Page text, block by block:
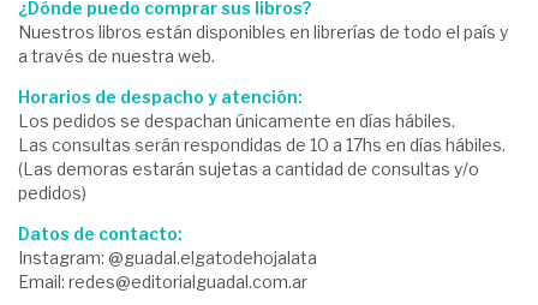
¿Dónde puedo comprar sus libros?
Nuestros libros están disponibles en librerías de todo el país y
a través de nuestra web.
Horarios de despacho y atención:
Los pedidos se despachan únicamente en días hábiles.
Las consultas serán respondidas de 10 a 17hs en días hábiles.
(Las demoras estarán sujetas a cantidad de consultas y/o
pedidos)
Datos de contacto:
Instagram: @guadal.elgatodehojalata
Email: redes@editorialguadal.com.ar